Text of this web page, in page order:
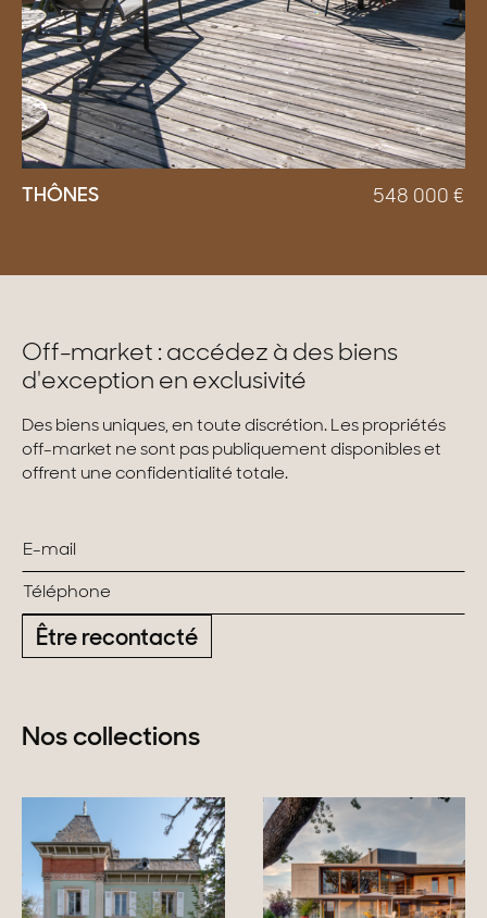
THÔNES 548 000 €
Off-market : accédez à des biens
d'exception en exclusivité
Des biens uniques, en toute discrétion. Les propriétés
off-market ne sont pas publiquement disponibles et
offrent une confidentialité totale.
Être recontacté
Nos collections